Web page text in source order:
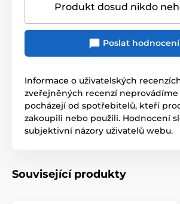
Produkt dosud nikdo
Poslat hodnocení
Informace o uživatelských
zveřejněných recenzí neprovádíme
pocházejí od spotřebitelů, kteří
zakoupili nebo použili. Hodnocení
subjektivní názory uživatelů webu.
Související produkty